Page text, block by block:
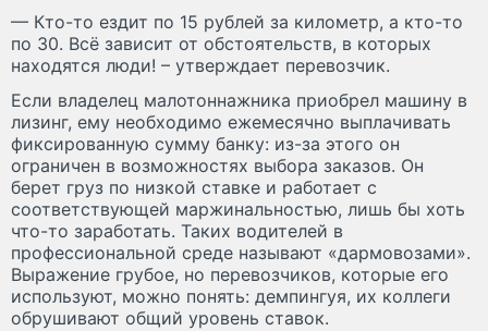
— Кто-то ездит по 15 рублей за километр, а кто-то
по 30. Всё зависит от обстоятельств, в которых
находятся люди! – утверждает перевозчик.
Если владелец малотоннажника приобрел машину в
лизинг, ему необходимо ежемесячно выплачивать
фиксированную сумму банку: из-за этого он
ограничен в возможностях выбора заказов. Он
берет груз по низкой ставке и работает с
соответствующей маржинальностью, лишь бы хоть
что-то заработать. Таких водителей в
профессиональной среде называют «дармовозами».
Выражение грубое, но перевозчиков, которые его
используют, можно понять: демпингуя, их коллеги
обрушивают общий уровень ставок.